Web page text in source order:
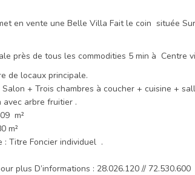
en vente une Belle Villa Fait le coin située
près de tous les commodities 5 min à Centre
de locaux principale.
Salon + Trois chambres à coucher + cuisine +
arbre fruitier .
m²
m²
: Titre Foncier individuel .
plus D’informations : 28.026.120 // 72.530.600